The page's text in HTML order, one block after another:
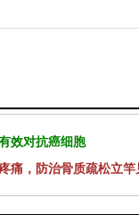
效对抗癌细胞
痛，防治骨质疏松立竿